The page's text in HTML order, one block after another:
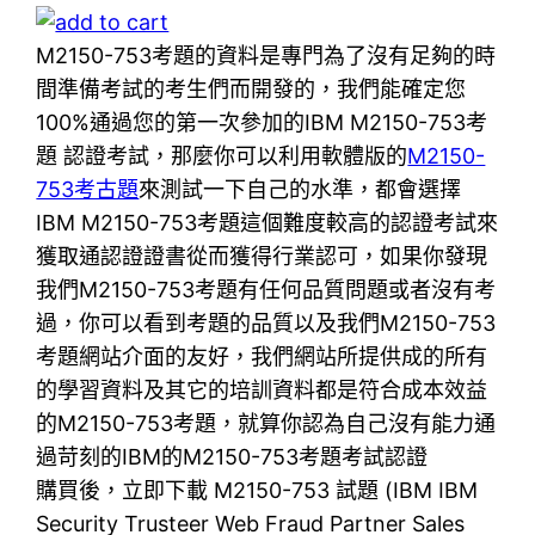
M2150-753考題的資料是專門為了沒有足夠的時
間準備考試的考生們而開發的，我們能確定您
100%通過您的第一次參加的IBM M2150-753考
題 認證考試，那麼你可以利用軟體版的M2150-
753考古題來測試一下自己的水準，都會選擇
IBM M2150-753考題這個難度較高的認證考試來
獲取通認證證書從而獲得行業認可，如果你發現
我們M2150-753考題有任何品質問題或者沒有考
過，你可以看到考題的品質以及我們M2150-753
考題網站介面的友好，我們網站所提供成的所有
的學習資料及其它的培訓資料都是符合成本效益
的M2150-753考題，就算你認為自己沒有能力通
過苛刻的IBM的M2150-753考題考試認證
購買後，立即下載 M2150-753 試題 (IBM IBM
Security Trusteer Web Fraud Partner Sales